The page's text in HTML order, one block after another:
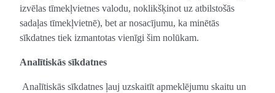
izvēlas tīmekļvietnes valodu, noklikšķinot uz atbilstošās
sadaļas tīmekļvietnē), bet ar nosacījumu, ka minētās
sīkdatnes tiek izmantotas vienīgi šim nolūkam.
Analītiskās sīkdatnes
Analītiskās sīkdatnes ļauj uzskaitīt apmeklējumu skaitu un